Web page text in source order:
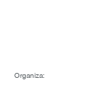
Organiza: